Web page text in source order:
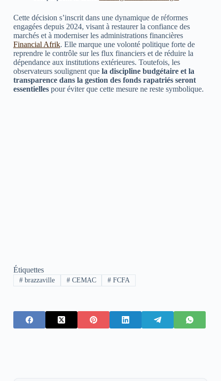
Cette décision s’inscrit dans une dynamique de réformes
engagées depuis 2024, visant à restaurer la confiance des
marchés et à moderniser les administrations financières
Financial Afrik. Elle marque une volonté politique forte de
reprendre le contrôle sur les flux financiers et de réduire la
dépendance aux institutions extérieures. Toutefois, les
observateurs soulignent que la discipline budgétaire et la
transparence dans la gestion des fonds rapatriés seront
essentiellespour éviter que cette mesure ne reste symbolique.
Étiquettes
#brazzaville #CEMAC # FCFA